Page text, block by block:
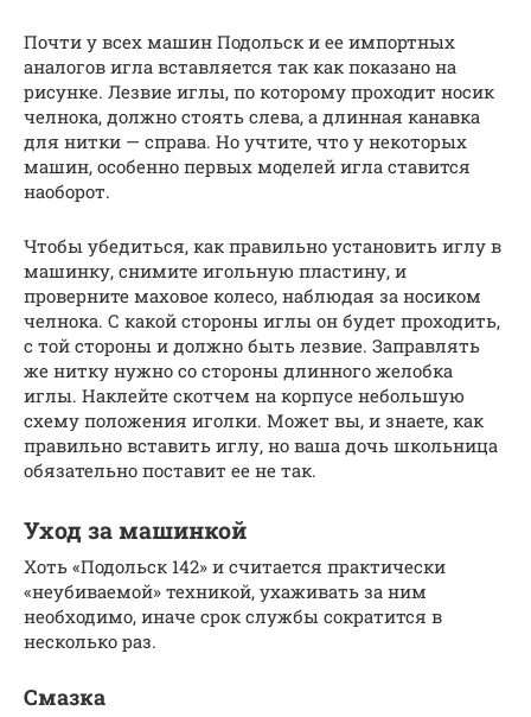
Почти у всех машин Подольск и ее импортных
аналогов игла вставляется так как показано на
рисунке. Лезвие иглы, по которому проходит носик
челнока, должно стоять слева, а длинная канавка
для нитки — справа. Но учтите, что у некоторых
машин, особенно первых моделей игла ставится
наоборот.
Чтобы убедиться, как правильно установить иглу в
машинку, снимите игольную пластину, и
проверните маховое колесо, наблюдая за носиком
челнока. С какой стороны иглы он будет проходить,
с той стороны и должно быть лезвие. Заправлять
же нитку нужно со стороны длинного желобка
иглы. Наклейте скотчем на корпусе небольшую
схему положения иголки. Может вы, и знаете, как
правильно вставить иглу, но ваша дочь школьница
обязательно поставит ее не так.
Уход за машинкой
Хоть «Подольск 142» и считается практически
«неубиваемой» техникой, ухаживать за ним
необходимо, иначе срок службы сократится в
несколько раз.
Смазка